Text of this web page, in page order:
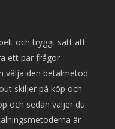
och tryggt sätt att
ett par frågor
välja den betalmetod
skiljer på köp och
och sedan väljer du
är